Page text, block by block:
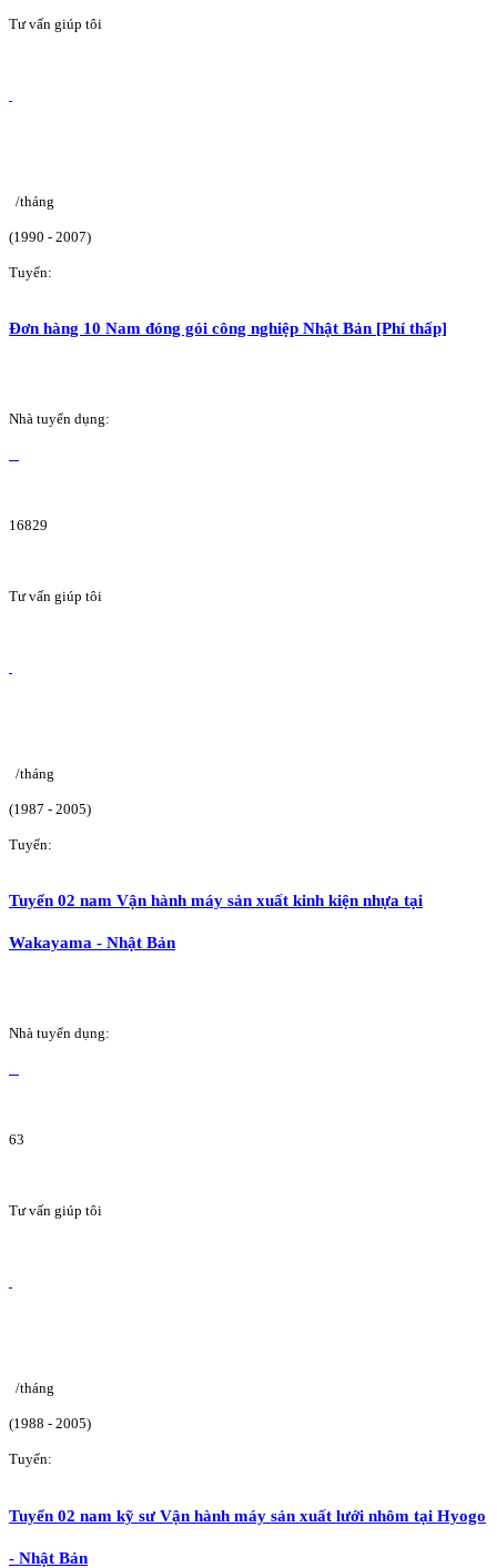
Tư vấn giúp tôi
/tháng
(1990 - 2007)
Tuyển:
Đơn hàng 10 Nam đóng gói công nghiệp Nhật Bản [Phí thấp]
Nhà tuyển dụng:
16829
Tư vấn giúp tôi
/tháng
(1987 - 2005)
Tuyển:
Tuyển 02 nam Vận hành máy sản xuất kinh kiện nhựa tại
Wakayama - Nhật Bản
Nhà tuyển dụng:
63
Tư vấn giúp tôi
/tháng
(1988 - 2005)
Tuyển:
Tuyển 02 nam kỹ sư Vận hành máy sản xuất lưới nhôm tại Hyogo
- Nhật Bản